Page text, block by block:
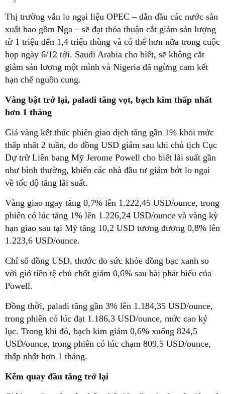
Thị trường vẫn lo ngại liệu OPEC – dẫn đầu các nước sản
xuất bao gồm Nga – sẽ đạt thỏa thuận cắt giảm sản lượng
từ 1 triệu đến 1,4 triệu thùng và có thể hơn nữa trong cuộc
họp ngày 6/12 tới. Saudi Arabia cho biết, sẽ không cắt
giảm sản lượng một mình và Nigeria đã ngừng cam kết
hạn chế nguồn cung.
Vàng bật trở lại, paladi tăng vọt, bạch kim thấp nhất
hơn 1 tháng
Giá vàng kết thúc phiên giao dịch tăng gần 1% khỏi mức
thấp nhất 2 tuần, do đồng USD giảm sau khi chủ tịch Cục
Dự trữ Liên bang Mỹ Jerome Powell cho biết lãi suất gần
như bình thường, khiến các nhà đầu tư giảm bớt lo ngại
về tốc độ tăng lãi suất.
Vàng giao ngay tăng 0,7% lên 1.222,45 USD/ounce, trong
phiên có lúc tăng 1% lên 1.226,24 USD/ounce và vàng kỳ
hạn giao sau tại Mỹ tăng 10,2 USD tương đương 0,8% lên
1.223,6 USD/ounce.
Chỉ số đồng USD, thước đo sức khỏe đồng bạc xanh so
với giỏ tiền tệ chủ chốt giảm 0,6% sau bài phát biểu của
Powell.
Đồng thời, paladi tăng gần 3% lên 1.184,35 USD/ounce,
trong phiên có lúc đạt 1.186,3 USD/ounce, mức cao kỷ
lục. Trong khi đó, bạch kim giảm 0,6% xuống 824,5
USD/ounce, trong phiên có lúc chạm 809,5 USD/ounce,
thấp nhất hơn 1 tháng.
Kẽm quay đầu tăng trở lại